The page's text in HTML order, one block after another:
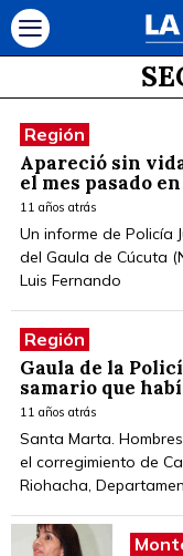
Región
Apareció sin
el mes pasado
11 años atrás
Un informe de Policía
del Gaula de Cúcuta
Luis Fernando
Región
Gaula de la
samario que
11 años atrás
Santa Marta.
el corregimiento de
Riohacha,